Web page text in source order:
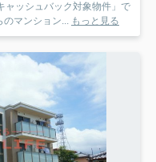
ャッシュバック対象物件」で
のマンション... もっと見る